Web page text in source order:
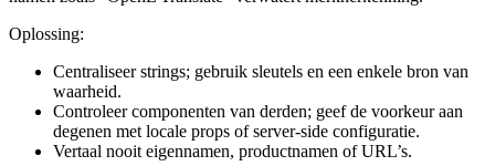
Oplossing:
Centraliseer strings; gebruik sleutels en een enkele bron van
waarheid.
Controleer componenten van derden; geef de voorkeur aan
degenen met locale props of server-side configuratie.
Vertaal nooit eigennamen, productnamen of URL’s.